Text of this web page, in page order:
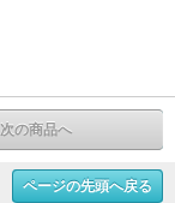
次の商品へ
ページの先頭へ戻る